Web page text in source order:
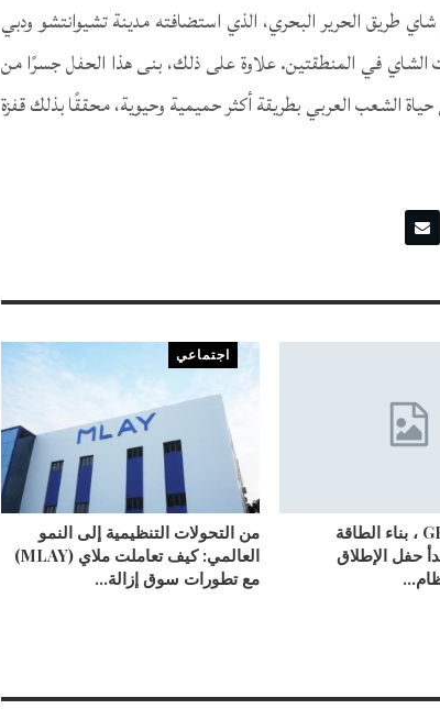
طريق الحرير البحري، الذي استضافته مدينة تشيوانتشو ودبي
الشاي في المنطقتين. علاوة على ذلك، بنى هذا الحفل جسرًا من
الشعب العربي بطريقة أكثر حميمية وحيوية، محققًا بذلك قفزة
متجذرة في GBA ، بناء الطاقة
حفل الإطلاق
اجتماعي
من التحولات التنظيمية إلى النمو
العالمي: كيف تعاملت ملاي (MLAY)
مع تطورات سوق إزالة…